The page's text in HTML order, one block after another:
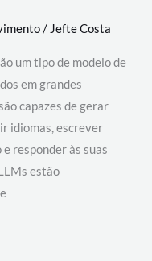
/ Jefte Costa
um tipo de modelo de
em grandes
capazes de gerar
idiomas, escrever
responder às suas
estão